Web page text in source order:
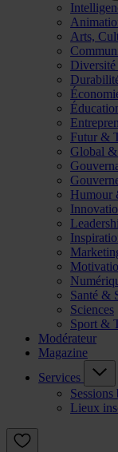
Arts,
Futur &
Global
Humour
Santé &
Sciences
Sport &
Modérateur
Magazine
Services
Lieux